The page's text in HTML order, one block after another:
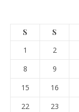
S S
1
2
8
9
15
16
22
23